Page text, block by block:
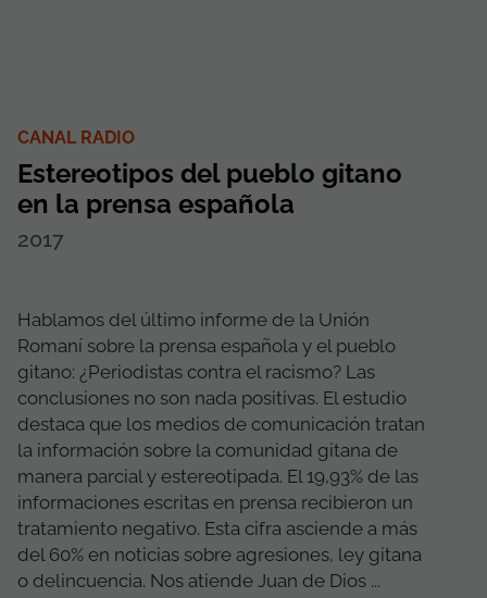
CANAL RADIO
Estereotipos del pueblo gitano
en la prensa española
2017
Hablamos del último informe de la Unión
Romaní sobre la prensa española y el pueblo
gitano: ¿Periodistas contra el racismo? Las
conclusiones no son nada positivas. El estudio
destaca que los medios de comunicación tratan
la información sobre la comunidad gitana de
manera parcial y estereotipada. El 19,93% de las
informaciones escritas en prensa recibieron un
tratamiento negativo. Esta cifra asciende a más
del 60% en noticias sobre agresiones, ley gitana
o delincuencia. Nos atiende Juan de Dios ...